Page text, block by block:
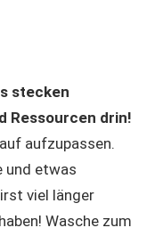
stecken
Ressourcen drin!
aufzupassen.
und etwas
viel länger
Wasche zum